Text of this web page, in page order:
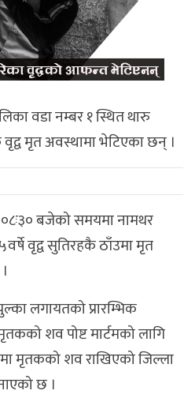
वडा नम्बर १ स्थित थारु
मृत अवस्थामा भेटिएका छन् ।
बजेको समयमा नामथर
वृद्व सुतिरहकै ठाँउमा मृत
लगायतको प्रारम्भिक
शव पोष्ट मार्टमको लागि
मृतकको शव राखिएको जिल्ला
छ ।